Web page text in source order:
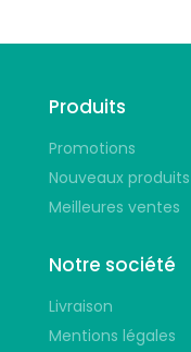
Produits
Promotions
Nouveaux produits
Meilleures ventes
Notre société
Livraison
Mentions légales